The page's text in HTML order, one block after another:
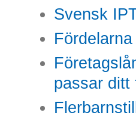
Svensk
passar ditt